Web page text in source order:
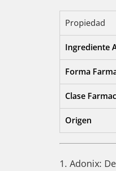
Propiedad
Ingrediente
Forma
Clase
Origen
1. Adonix: